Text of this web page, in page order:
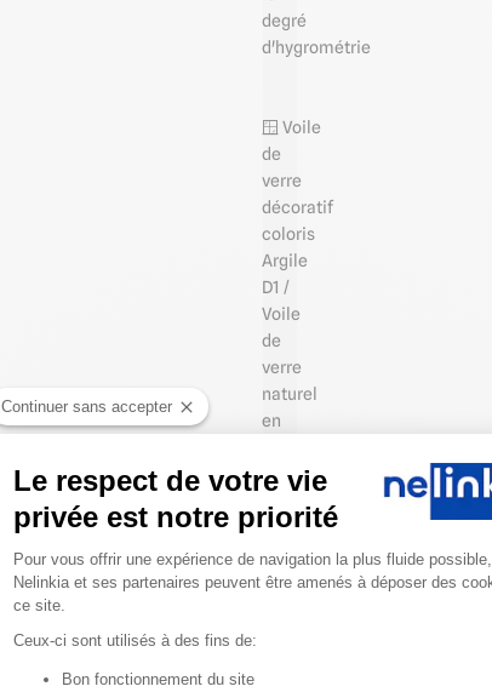
degré
d'hygrométrie
🪟 Voile
de
verre
décoratif
coloris
Argile
D1 /
Voile
de
verre
naturel
en
®️ Gamme
"Les
Désertiques"
Continuer sans accepter
Le respect de votre vie
privée est notre priorité
Plateforme de Gestion du
Pour vous offrir une expérience de navigation la plus fluide possible,
Nelinkia et ses partenaires peuvent être amenés à déposer des
ce site.
Ceux-ci sont utilisés à des fins de:
Bon fonctionnement du site